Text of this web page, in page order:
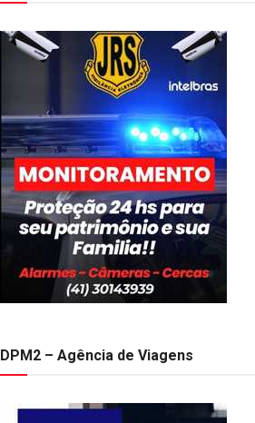
DPM2 – Agência de Viagens